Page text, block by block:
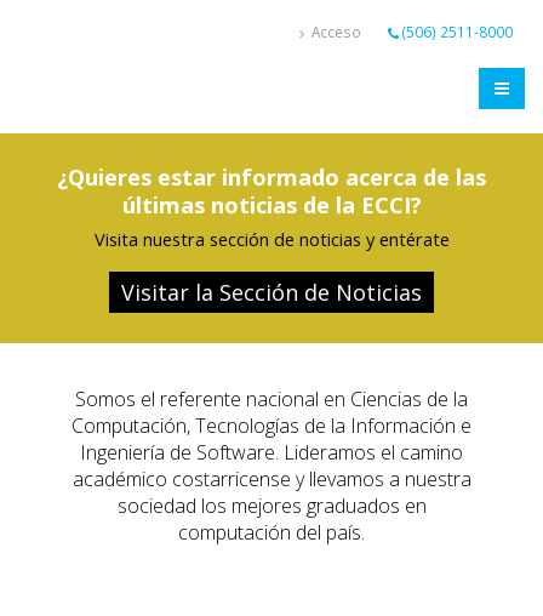
Acceso (506) 2511-8000
¿Quieres estar informado acerca de las
últimas noticias de la ECCI?
Visita nuestra sección de noticias y entérate
Visitar la Sección de Noticias
Somos el referente nacional en Ciencias de la
Computación, Tecnologías de la Información e
Ingeniería de Software. Lideramos el camino
académico costarricense y llevamos a nuestra
sociedad los mejores graduados en
computación del país.